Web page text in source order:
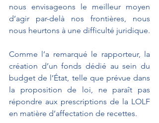
nous envisageons le meilleur moyen
d’agir par-delà nos frontières, nous
nous heurtons à une difficulté juridique.
Comme l’a remarqué le rapporteur, la
création d’un fonds dédié au sein du
budget de l’État, telle que prévue dans
la proposition de loi, ne paraît pas
répondre aux prescriptions de la LOLF
en matière d’affectation de recettes.